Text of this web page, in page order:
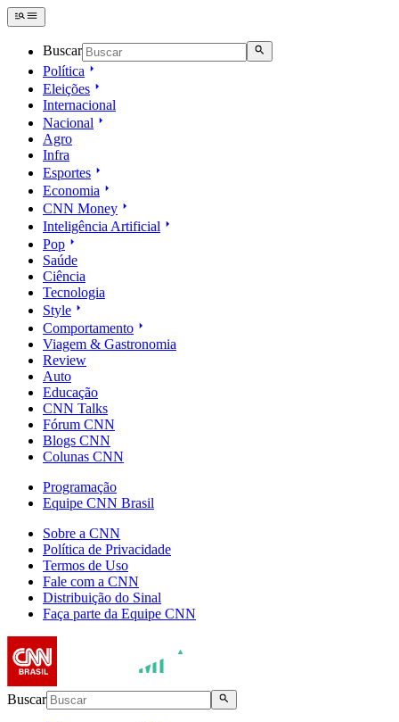
Buscar
Política
Eleições
Internacional
Nacional
Agro
Infra
Esportes
Economia
CNN Money
Inteligência Artificial
Pop
Saúde
Ciência
Tecnologia
Style
Comportamento
Viagem & Gastronomia
Review
Auto
Educação
CNN Talks
Fórum CNN
Blogs CNN
Colunas CNN
Programação
Equipe CNN Brasil
Sobre a CNN
Política de Privacidade
Termos de Uso
Fale com a CNN
Distribuição do Sinal
Faça parte da Equipe CNN
Buscar